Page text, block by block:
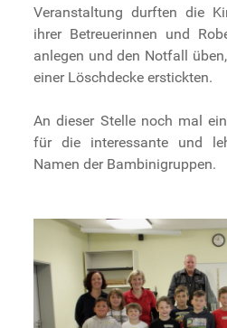
Veranstaltung durften die
ihrer Betreuerinnen und
anlegen und den Notfall
einer Löschdecke erstickten.
An dieser Stelle noch mal
für die interessante und
Namen der Bambinigruppen.